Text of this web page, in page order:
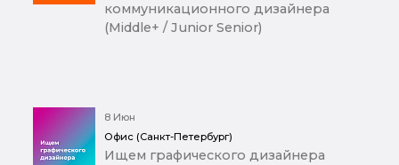
коммуникационного дизайнера
(Middle+ / Junior Senior)
8 Июн
Офис (Санкт-Петербург)
Ищем графического дизайнера